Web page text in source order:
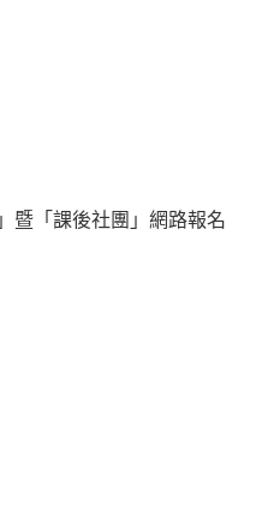
暨「課後社團」網路報名